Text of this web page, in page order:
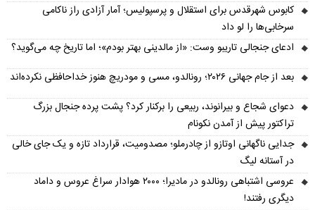
کابوس شهرقدس برای استقلال و پرسپولیس؛ آمار آزادی راز ناکامی
سرخابی‌ها را لو داد
ادعای جنجالی تاریبو وست: «از مالدینی بهتر بودم»؛ اما تاریخ چه می‌گوید؟
بعد از جام جهانی ۲۰۲۶؛ رونالدو، مسی و مودریچ هنوز خداحافظی نکرده‌اند
دعوای شجاع و بیرانوند، ربیعی را برکنار کرد؟ پشت پرده جنجال بزرگ
تراکتور پیش از آمدن نکونام
جدایی ناگهانی اوتازو از چادرملو؛ مصدومیت، قرارداد تازه و یک جای خالی
در آستانه لیگ
عروسی اشتباهی رونالدو در مادیرا؛ ۲۰۰۰ هوادار سراغ عروس و داماد
دیگری رفتند!